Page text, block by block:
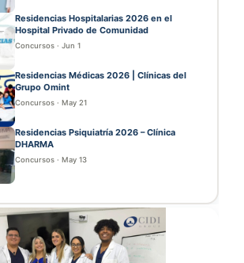
Residencias Hospitalarias 2026 en el
Hospital Privado de Comunidad
Concursos · Jun 1
Residencias Médicas 2026 | Clínicas del
Grupo Omint
Concursos · May 21
Residencias Psiquiatría 2026 – Clínica
DHARMA
Concursos · May 13